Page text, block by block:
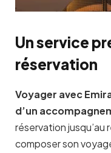
Un service
réservation
Voyager avec
d’un
réservation
composer son